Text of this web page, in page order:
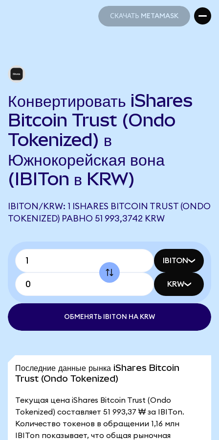
СКАЧАТЬ METAMASK
Конвертировать iShares
Bitcoin Trust (Ondo
Tokenized) в
Южнокорейская вона
(IBITon в KRW)
IBITON/KRW: 1 ISHARES BITCOIN TRUST (ONDO
TOKENIZED) РАВНО 51 993,3742 KRW
IBITON
KRW
ОБМЕНЯТЬ IBITON НА KRW
Последние данные рынка iShares Bitcoin
Trust (Ondo Tokenized)
Текущая цена iShares Bitcoin Trust (Ondo
Tokenized) составляет 51 993,37 ₩ за IBITon.
Количество токенов в обращении 1,16 млн
IBITon показывает, что общая рыночная